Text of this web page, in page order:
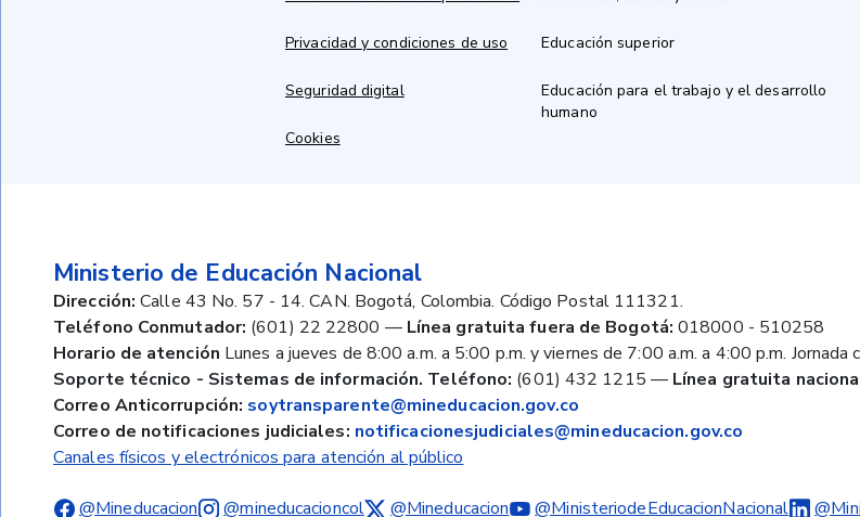
Privacidad y condiciones de uso
Seguridad digital
Cookies
Educación superior
Educación para el trabajo y el desarrollo
humano
Ministerio de Educación Nacional
Dirección: Calle 43 No. 57 - 14. CAN. Bogotá, Colombia. Código Postal 111321.
Teléfono Conmutador: (601) 22 22800 — Línea gratuita fuera de Bogotá: 018000 - 510258
Horario de atención Lunes a jueves de 8:00 a.m. a 5:00 p.m. y viernes de 7:00 a.m. a 4:00 p.m. Jornada
Soporte técnico - Sistemas de información. Teléfono: (601) 432 1215 — Línea gratuita
Correo Anticorrupción: soytransparente@mineducacion.gov.co
Correo de notificaciones judiciales: notificacionesjudiciales@mineducacion.gov.co
Canales físicos y electrónicos para atención al público
@Mineducacion @mineducacioncol @Mineducacion @MinisteriodeEducacionNacional